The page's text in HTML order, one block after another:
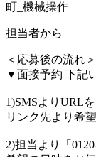
町_機械操作
担当者から
＜応募後の流れ＞
▼面接予約 下記
1)SMSよりURL
リンク先より希
2)担当より「